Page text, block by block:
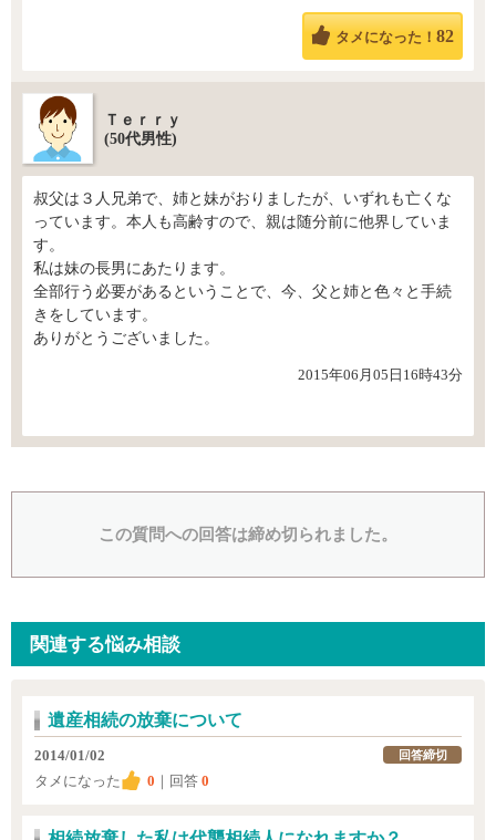
タメになった！ 82
Ｔｅｒｒｙ
(50代男性)
叔父は３人兄弟で、姉と妹がおりましたが、いずれも亡くな
っています。本人も高齢すので、親は随分前に他界していま
す。
私は妹の長男にあたります。
全部行う必要があるということで、今、父と姉と色々と手続
きをしています。
ありがとうございました。
2015年06月05日16時43分
この質問への回答は締め切られました。
関連する悩み相談
遺産相続の放棄について
2014/01/02
タメになった
0 ｜回答 0
回答締切